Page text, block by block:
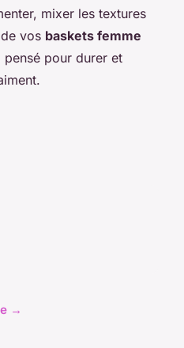
mixer les textures
vos baskets femme
pour durer et
→